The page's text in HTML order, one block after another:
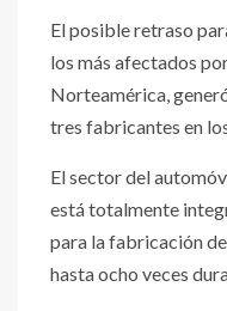
El posible retraso
los más afectados
Norteamérica,
tres fabricantes en
El sector del
está totalmente
para la fabricación
hasta ocho veces